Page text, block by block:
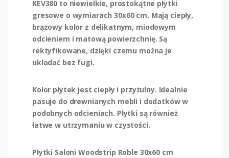
KEV380 to niewielkie, prostokątne płytki
gresowe o wymiarach 30x60 cm. Mają ciepły,
brązowy kolor z delikatnym, miodowym
odcieniem i matową powierzchnię. Są
rektyfikowane, dzięki czemu można je
układać bez fugi.
Kolor płytek jest ciepły i przytulny. Idealnie
pasuje do drewnianych mebli i dodatków w
podobnych odcieniach. Płytki są również
łatwe w utrzymaniu w czystości.
Płytki Saloni Woodstrip Roble 30x60 cm